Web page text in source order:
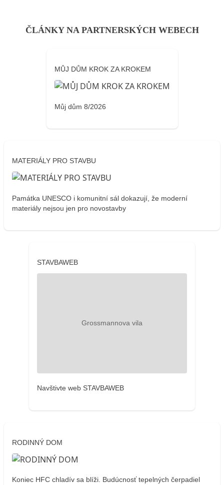
ČLÁNKY NA PARTNERSKÝCH WEBECH
MŮJ DŮM KROK ZA KROKEM
Můj dům 8/2026
MATERIÁLY PRO STAVBU
Památka UNESCO i komunitní sál dokazují, že moderní
materiály nejsou jen pro novostavby
STAVBAWEB
Navštivte web STAVBAWEB
RODINNÝ DOM
Koniec HFC chladív sa blíži. Budúcnosť tepelných čerpadiel